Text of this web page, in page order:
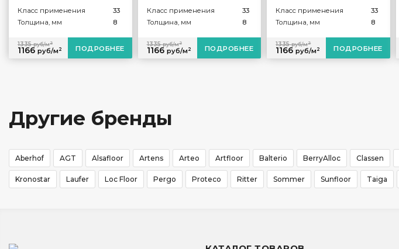
Класс применения
33
Толщина, мм
8
1166руб/м 2
1335руб/м2
ПОДРОБНЕЕ
Класс применения
33
Толщина, мм
8
1166руб/м 2
1335руб/м2
ПОДРОБНЕЕ
Класс применения
33
Толщина, мм
8
1166руб/м 2
1335руб/м2
ПОДРОБНЕЕ
Другие бренды
Aberhof AGT Alsafloor Artens Arteo Artfloor Balterio BerryAlloc Classen
Kronostar Laufer Loc Floor Pergo Proteco Ritter Sommer Sunfloor Taiga